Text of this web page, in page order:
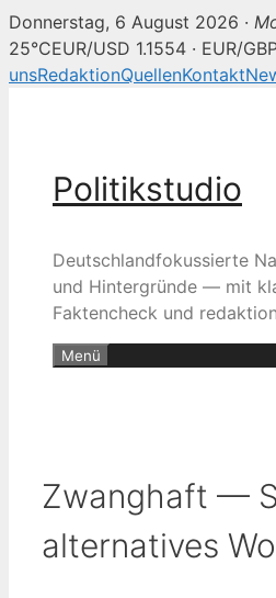
Donnerstag, 6 August 2026 ·
25°CEUR/USD 1.1554 · EUR/
unsRedaktionQuellenKontakt
Politikstudio
Deutschlandfokussierte
und Hintergründe — mit
Faktencheck und
Menü
Zwanghaft —
alternatives